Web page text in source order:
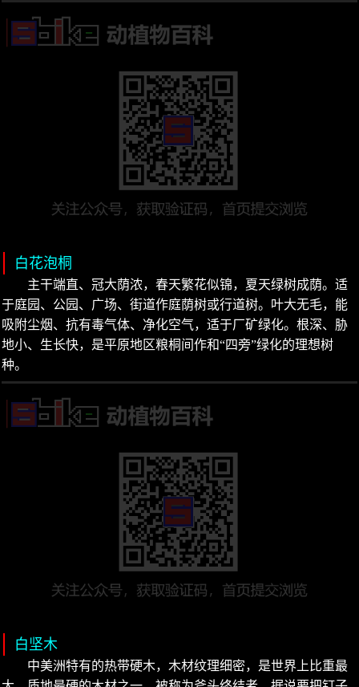
白花泡桐
主干端直、冠大荫浓，春天繁花似锦，夏天绿树成荫。适
于庭园、公园、广场、街道作庭荫树或行道树。叶大无毛，能
吸附尘烟、抗有毒气体、净化空气，适于厂矿绿化。根深、胁
地小、生长快，是平原地区粮桐间作和“四旁”绿化的理想树
种。
白坚木
中美洲特有的热带硬木，木材纹理细密，是世界上比重最